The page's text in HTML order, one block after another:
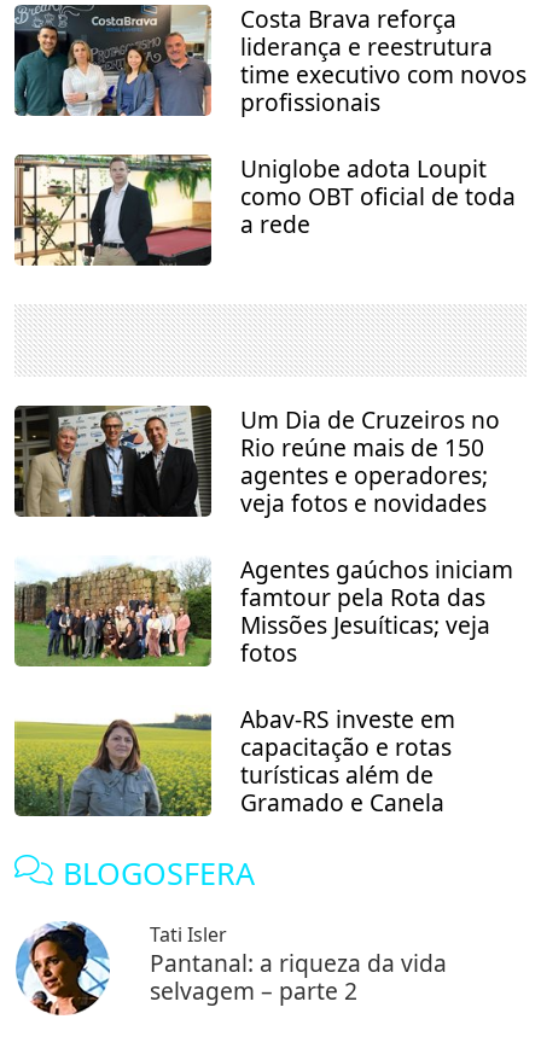
Costa Brava reforça
liderança e reestrutura
time executivo com novos
profissionais
Uniglobe adota Loupit
como OBT oficial de toda
a rede
Um Dia de Cruzeiros no
Rio reúne mais de 150
agentes e operadores;
veja fotos e novidades
Agentes gaúchos iniciam
famtour pela Rota das
Missões Jesuíticas; veja
fotos
Abav-RS investe em
capacitação e rotas
turísticas além de
Gramado e Canela
BLOGOSFERA
Tati Isler
Pantanal: a riqueza da vida
selvagem – parte 2